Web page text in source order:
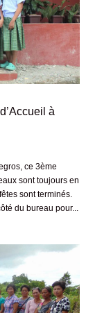
à
ce 3ème
sont toujours en
sont terminés.
du bureau pour...